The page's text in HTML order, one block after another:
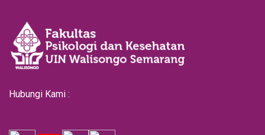
Hubungi Kami :